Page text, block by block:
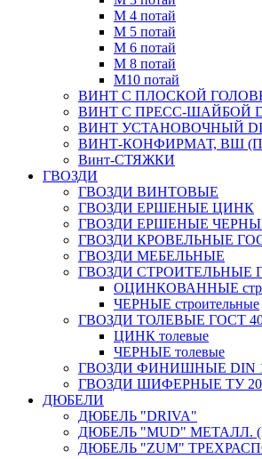
М 4 потай
М 5 потай
М 6 потай
М 8 потай
М10 потай
ВИНТ С ПЛОСКОЙ
ВИНТ С ПРЕСС-ШАЙБОЙ
ВИНТ УСТАНОВОЧНЫЙ
ВИНТ-КОНФИРМАТ, ВШ
Винт-СТЯЖКИ
ГВОЗДИ
ГВОЗДИ ВИНТОВЫЕ
ГВОЗДИ ЕРШЕНЫЕ ЦИНК
ГВОЗДИ ЕРШЕНЫЕ
ГВОЗДИ КРОВЕЛЬНЫЕ
ГВОЗДИ МЕБЕЛЬНЫЕ
ГВОЗДИ СТРОИТЕЛЬНЫЕ
ОЦИНКОВАННЫЕ
ЧЕРНЫЕ строительные
ГВОЗДИ ТОЛЕВЫЕ ГОСТ
ЦИНК толевые
ЧЕРНЫЕ толевые
ГВОЗДИ ФИНИШНЫЕ DIN
ГВОЗДИ ШИФЕРНЫЕ ТУ
ДЮБЕЛИ
ДЮБЕЛЬ "DRIVA"
ДЮБЕЛЬ "MUD" МЕТАЛЛ.
ДЮБЕЛЬ "ZUM"